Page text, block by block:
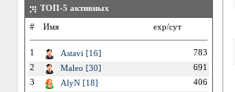
ТОП-5 активных
# Имя exp/сут
1 Astavi [16]
783
2
Maleo [30]
691
3
AlyN [18]
406